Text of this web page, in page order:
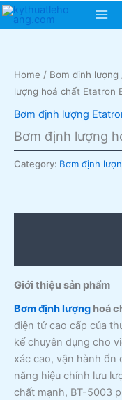
Skip
Home / Bơm định lượng
lượng hoá chất Etatron
Bơm định lượng
Bơm định lượng
Category: Bơm định
Giới thiệu sản phẩm
Bơm định lượng hoá
điện tử cao cấp của
kế chuyên dụng cho
xác cao, vận hành ổn
năng hiệu chỉnh lưu
chất mạnh, BT-5003